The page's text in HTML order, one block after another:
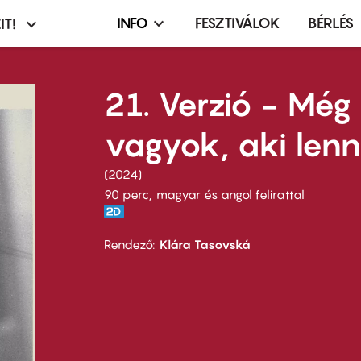
Infó,
terembérlés
menü
INFO FESZTIVÁLOK BÉRLÉS
21. Verzió -
vagyok, aki
2024
90 perc,
magyar és angol felirattal
Rendező Klára Tasovská